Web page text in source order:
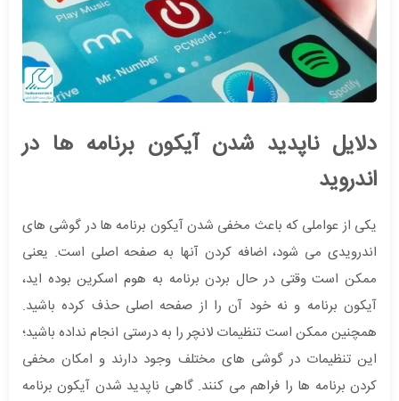
دلایل ناپدید شدن آیکون برنامه ها در
اندروید
یکی از عواملی که باعث مخفی شدن آیکون برنامه ها در گوشی های
اندرویدی می شود، اضافه کردن آنها به صفحه اصلی است. یعنی
ممکن است وقتی در حال بردن برنامه به هوم اسکرین بوده اید،
آیکون برنامه و نه خود آن را از صفحه اصلی حذف کرده باشید.
همچنین ممکن است تنظیمات لانچر را به درستی انجام نداده باشید؛
این تنظیمات در گوشی های مختلف وجود دارند و امکان مخفی
کردن برنامه ها را فراهم می کنند. گاهی ناپدید شدن آیکون برنامه